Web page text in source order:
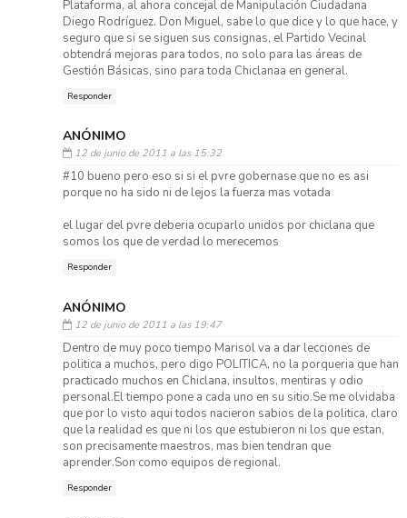
Plataforma, al ahora concejal de Manipulación Ciudadana
Diego Rodríguez. Don Miguel, sabe lo que dice y lo que hace, y
seguro que si se siguen sus consignas, el Partido Vecinal
obtendrá mejoras para todos, no solo para las áreas de
Gestión Básicas, sino para toda Chiclanaa en general.
Responder
ANÓNIMO
12 de junio de 2011 a las 15:32
#10 bueno pero eso si si el pvre gobernase que no es asi
porque no ha sido ni de lejos la fuerza mas votada
el lugar del pvre deberia ocuparlo unidos por chiclana que
somos los que de verdad lo merecemos
Responder
ANÓNIMO
12 de junio de 2011 a las 19:47
Dentro de muy poco tiempo Marisol va a dar lecciones de
politica a muchos, pero digo POLITICA, no la porqueria que han
practicado muchos en Chiclana, insultos, mentiras y odio
personal.El tiempo pone a cada uno en su sitio.Se me olvidaba
que por lo visto aqui todos nacieron sabios de la politica, claro
que la realidad es que ni los que estubieron ni los que estan,
son precisamente maestros, mas bien tendran que
aprender.Son como equipos de regional.
Responder